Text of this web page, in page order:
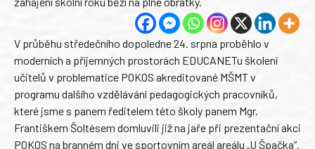
V průběhu středečního dopoledne 24. srpna proběhlo v
moderních a příjemných prostorách EDUCANETu školení
učitelů v problematice POKOS akreditované MŠMT v
programu dalšího vzdělávání pedagogických pracovníků,
které jsme s panem ředitelem této školy panem Mgr.
Františkem Šoltésem domluvili již na jaře při prezentační akci
POKOS na branném dni ve sportovním areál areálu „U Špačka“.